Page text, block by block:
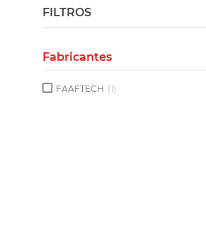
FILTROS
Fabricantes
FAAFTECH (1)